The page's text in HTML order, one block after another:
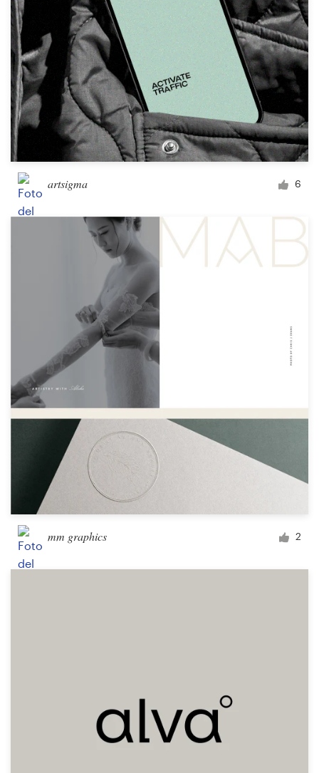
artsigma 6
mm graphics 2
Hágase diseñador
Blog